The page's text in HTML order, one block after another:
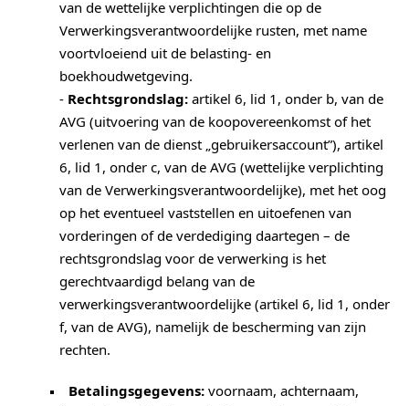
van de wettelijke verplichtingen die op de
Verwerkingsverantwoordelijke rusten, met name
voortvloeiend uit de belasting- en
boekhoudwetgeving.
- Rechtsgrondslag: artikel 6, lid 1, onder b, van de
AVG (uitvoering van de koopovereenkomst of het
verlenen van de dienst „gebruikersaccount”), artikel
6, lid 1, onder c, van de AVG (wettelijke verplichting
van de Verwerkingsverantwoordelijke), met het oog
op het eventueel vaststellen en uitoefenen van
vorderingen of de verdediging daartegen – de
rechtsgrondslag voor de verwerking is het
gerechtvaardigd belang van de
verwerkingsverantwoordelijke (artikel 6, lid 1, onder
f, van de AVG), namelijk de bescherming van zijn
rechten.
Betalingsgegevens: voornaam, achternaam,